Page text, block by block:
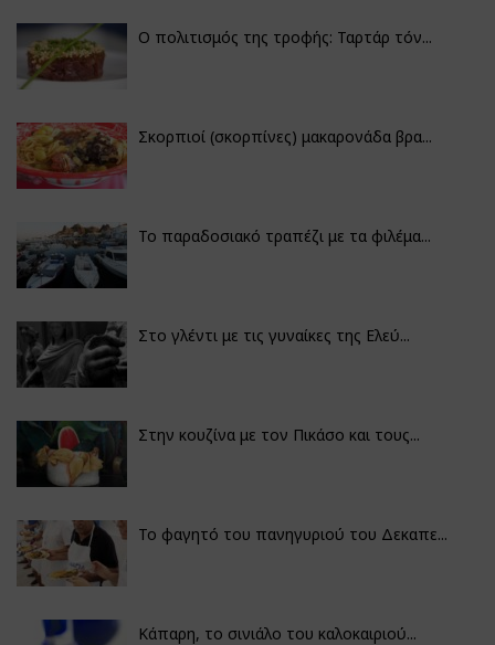
Ο πολιτισμός της τροφής: Ταρτάρ τόν...
Σκορπιοί (σκορπίνες) μακαρονάδα βρα...
Το παραδοσιακό τραπέζι με τα φιλέμα...
Στο γλέντι με τις γυναίκες της Ελεύ...
Στην κουζίνα με τον Πικάσο και τους...
Το φαγητό του πανηγυριού του Δεκαπε...
Κάπαρη, το σινιάλο του καλοκαιριού...